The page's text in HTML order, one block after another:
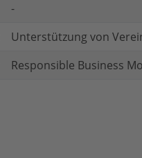
-
Unterstützung von
Responsible Business